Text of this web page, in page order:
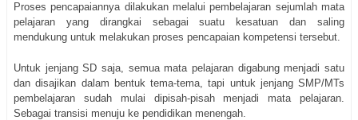
Proses pencapaiannya dilakukan melalui pembelajaran sejumlah mata
pelajaran yang dirangkai sebagai suatu kesatuan dan saling
mendukung untuk melakukan proses pencapaian kompetensi tersebut.
Untuk jenjang SD saja, semua mata pelajaran digabung menjadi satu
dan disajikan dalam bentuk tema-tema, tapi untuk jenjang SMP/MTs
pembelajaran sudah mulai dipisah-pisah menjadi mata pelajaran.
Sebagai transisi menuju ke pendidikan menengah.